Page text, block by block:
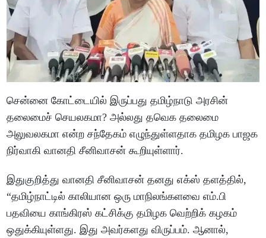
சென்னை கோட்டையில் இருப்பது தமிழ்நாடு அரசின்
தலைமைச் செயலகமா? அல்லது தவெக தலைமை
அலுவலகமா என்ற சந்தேகம் எழுந்துள்ளதாக தமிழக பாஜக
நிர்வாகி வானதி சீனிவாசன் கூறியுள்ளார்.
இதுகுறித்து வானதி சீனிவாசன் தனது எக்ஸ் தளத்தில்,
“தமிழ்நாட்டில் காலியான ஒரு மாநிலங்களவை எம்.பி
பதவியை காங்கிரஸ் கட்சிக்கு தமிழக வெற்றிக் கழகம்
ஒதுக்கியுள்ளது. இது அவர்களது விருப்பம். ஆனால்,